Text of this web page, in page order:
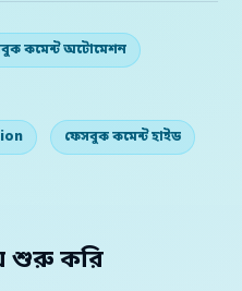
কমেন্ট অটোমেশন
ফেসবুক কমেন্ট হাইড
শুরু করি